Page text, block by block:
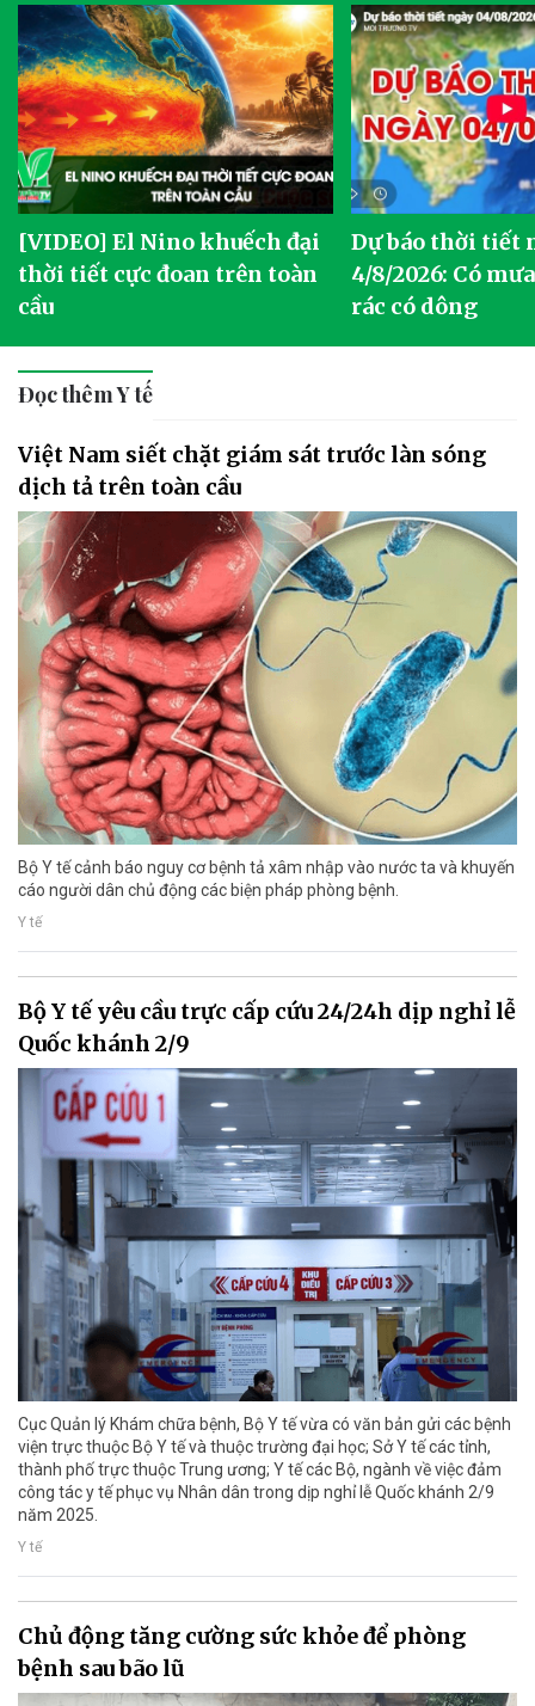
[VIDEO] El Nino khuếch đại
thời tiết cực đoan trên toàn
cầu
Dự báo thời tiết
4/8/2026: Có
rác có dông
Đọc thêm Y tế
Việt Nam siết chặt giám sát trước làn sóng
dịch tả trên toàn cầu
Bộ Y tế cảnh báo nguy cơ bệnh tả xâm nhập vào nước ta và khuyến
cáo người dân chủ động các biện pháp phòng bệnh.
Y tế
Bộ Y tế yêu cầu trực cấp cứu 24/24h dịp nghỉ lễ
Quốc khánh 2/9
Cục Quản lý Khám chữa bệnh, Bộ Y tế vừa có văn bản gửi các bệnh
viện trực thuộc Bộ Y tế và thuộc trường đại học; Sở Y tế các tỉnh,
thành phố trực thuộc Trung ương; Y tế các Bộ, ngành về việc đảm
công tác y tế phục vụ Nhân dân trong dịp nghỉ lễ Quốc khánh 2/9
năm 2025.
Y tế
Chủ động tăng cường sức khỏe để phòng
bệnh sau bão lũ